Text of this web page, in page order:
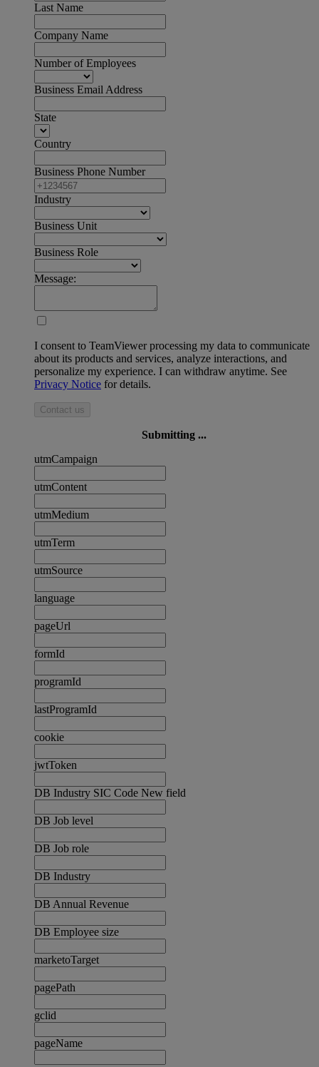
Last Name
Company Name
Number of Employees
Business Email Address
State
Country
Business Phone Number
Industry
Business Unit
Business Role
Message:
I consent to TeamViewer processing my data to communicate
about its products and services, analyze interactions, and
personalize my experience. I can withdraw anytime. See
Privacy Notice for details.
Contact us
Submitting ...
utmCampaign
utmContent
utmMedium
utmTerm
utmSource
language
pageUrl
formId
programId
lastProgramId
cookie
jwtToken
DB Industry SIC Code New field
DB Job level
DB Job role
DB Industry
DB Annual Revenue
DB Employee size
marketoTarget
pagePath
gclid
pageName